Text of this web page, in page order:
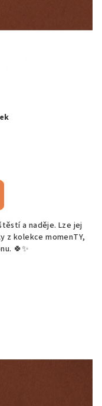
a naděje. Lze jej
z kolekce momenTY,
🍀✨